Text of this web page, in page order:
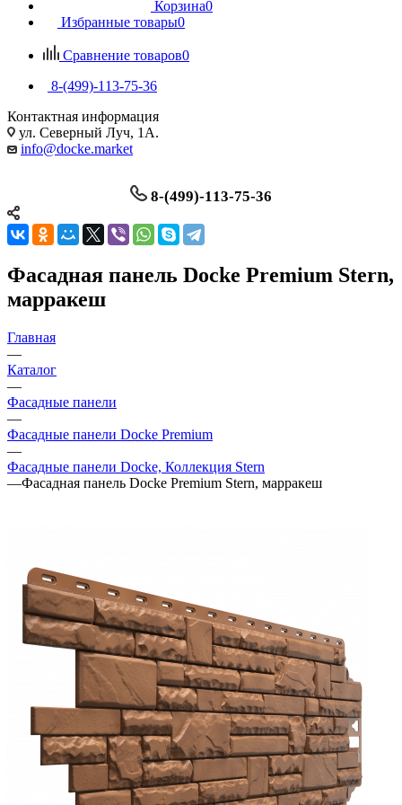
Корзина0
Избранные товары0
Сравнение товаров0
8-(499)-113-75-36
Контактная информация
ул. Северный Луч, 1А.
info@docke.market
8-(499)-113-75-36
Фасадная панель Docke Premium Stern,
марракеш
Главная
—
Каталог
—
Фасадные панели
—
Фасадные панели Docke Premium
—
Фасадные панели Docke, Коллекция Stern
—Фасадная панель Docke Premium Stern, марракеш